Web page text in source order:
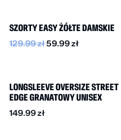
SZORTY EASY ŻÓŁTE DAMSKIE
129.99zł59.99zł
LONGSLEEVE OVERSIZE STREET
EDGE GRANATOWY UNISEX
149.99zł